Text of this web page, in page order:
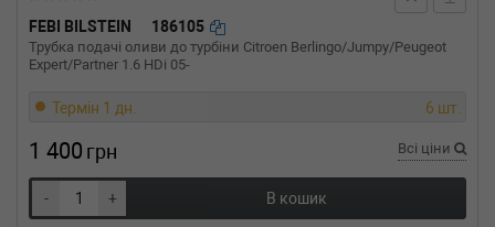
FEBI BILSTEIN 186105
Трубка подачі оливи до турбіни Citroen Berlingo/Jumpy/Peugeot
Expert/Partner 1.6 HDi 05-
Термін 1 дн. 6 шт.
1 400 грн Всі ціни
- + В кошик